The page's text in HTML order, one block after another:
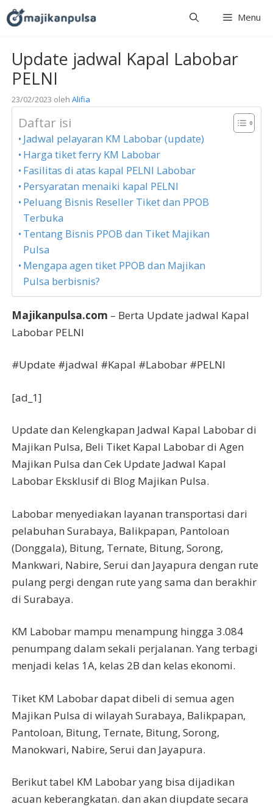
Langsung
ke
Menu
Update jadwal Kapal Labobar
PELNI
23/02/2023 oleh Alifia
Daftar isi
Jadwal pelayaran KM Labobar (update)
Harga tiket ferry KM Labobar
Fasilitas di atas kapal PELNI Labobar
Persyaratan menaiki kapal PELNI
Peluang Bisnis Reseller Tiket dan PPOB
Terbuka
Tentang Bisnis PPOB dan Tiket Majikan
Pulsa
Mengapa agen tiket PPOB dan Majikan
Pulsa berbisnis?
Majikanpulsa.com – Berta Update jadwal Kapal
Labobar PELNI
#Update #jadwal #Kapal #Labobar #PELNI
[ad_1]
Update dan Kelengkapan Jadwal Kapal Labobar di
Majikan Pulsa, Beli Tiket Kapal Labobar di Agen
Majikan Pulsa dan Cek Update Jadwal Kapal
Labobar Eksklusif di Blog Majikan Pulsa.
Labobar menyediakan layanan transportasi dari
pelabuhan Surabaya, Balikpapan, Pantoloan
(Donggala), Bitung, Ternate, Bitung, Sorong,
Mankwari, Nabire, Serui dan Jayapura dengan rute
pulang pergi dengan rute yang sama dan berakhir
di Surabaya.
KM Labobar mampu menampung hingga 3.084
penumpang dalam sekali perjalanan. Yang terbagi
menjadi kelas 1A, kelas 2B dan kelas ekonomi.
Tiket KM Labobar dapat dibeli di semua agen
Majikan Pulsa di wilayah Surabaya, Balikpapan,
Pantoloan, Bitung, Ternate, Bitung, Sorong,
Manokwari, Nabire, Serui dan Jayapura.
Berikut tabel KM Labobar yang bisa dijadikan
acuan keberangkatan. dan akan diupdate secara